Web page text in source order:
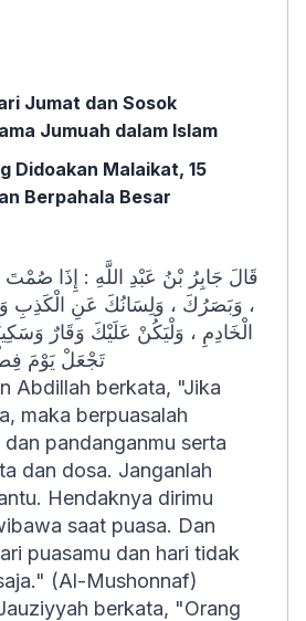
Jumat dan Sosok
Jumuah dalam Islam
Didoakan Malaikat, 15
Berpahala Besar
قَالَ جَابِرُ بْنُ عَبْدِ اللَّهِ : إِذَا
، وَبَصَرُكَ ، وَلِسَانُكَ عَنِ الْكَذِبِ
الْخَادِمِ ، وَلْيَكُنْ عَلَيْكَ وَقَارٌ
تَجْعَلْ يَوْمَ
Abdillah berkata, "Jika
maka berpuasalah
pandanganmu serta
dan dosa. Janganlah
Hendaknya dirimu
saat puasa. Dan
puasamu dan hari tidak
(Al-Mushonnaf)
berkata, "Orang